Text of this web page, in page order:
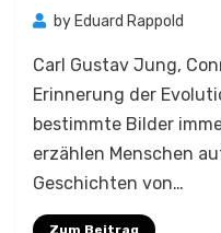
by Eduard Rappold
Carl Gustav Jung,
Erinnerung der
bestimmte Bilder
erzählen Menschen
Geschichten von…
Zum Beitrag